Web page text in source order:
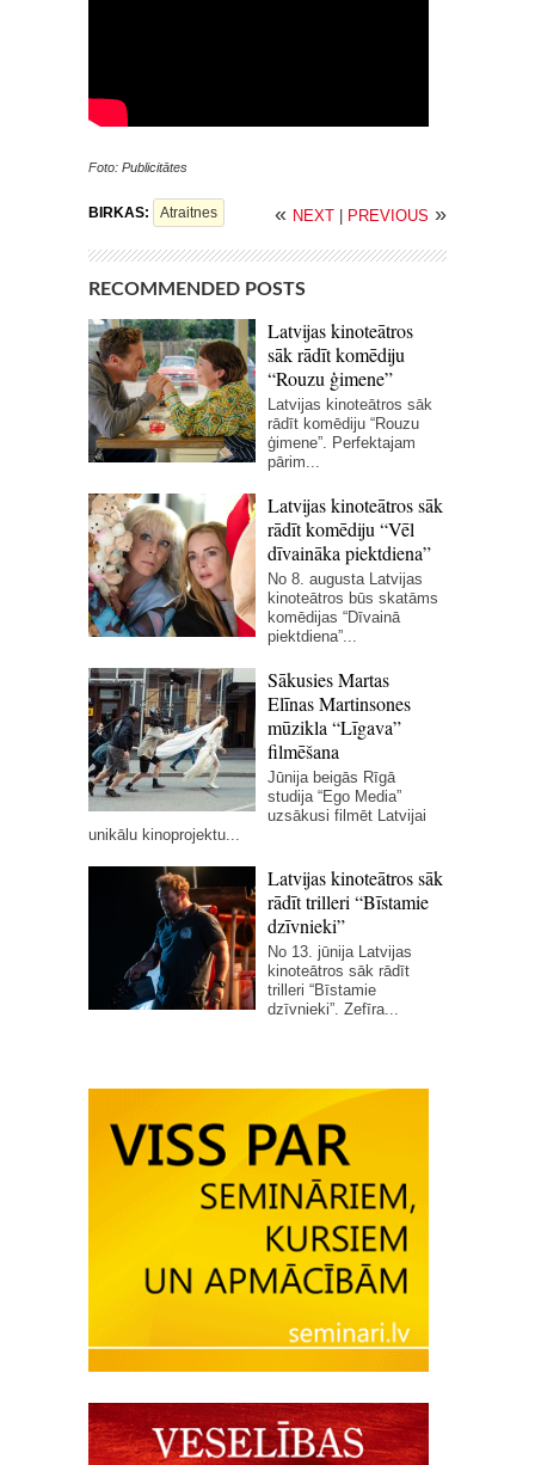
Foto: Publicitātes
BIRKAS: Atraitnes « NEXT PREVIOUS »
RECOMMENDED POSTS
Latvijas kinoteātros
sāk rādīt komēdiju
“Rouzu ģimene”
Latvijas kinoteātros sāk
rādīt komēdiju “Rouzu
ģimene”. Perfektajam
pārim...
Latvijas kinoteātros sāk
rādīt komēdiju “Vēl
dīvaināka piektdiena”
No 8. augusta Latvijas
kinoteātros būs skatāms
komēdijas “Dīvainā
piektdiena”...
Sākusies Martas
Elīnas Martinsones
mūzikla “Līgava”
filmēšana
Jūnija beigās Rīgā
studija “Ego Media”
uzsākusi filmēt Latvijai
unikālu kinoprojektu...
Latvijas kinoteātros sāk
rādīt trilleri “Bīstamie
dzīvnieki”
No 13. jūnija Latvijas
kinoteātros sāk rādīt
trilleri “Bīstamie
dzīvnieki”. Zefīra...